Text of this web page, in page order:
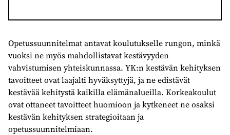
Opetussuunnitelmat antavat koulutukselle rungon, minkä
vuoksi ne myös mahdollistavat kestävyyden
vahvistumisen yhteiskunnassa. YK:n kestävän kehityksen
tavoitteet ovat laajalti hyväksyttyjä, ja ne edistävät
kestävää kehitystä kaikilla elämänalueilla. Korkeakoulut
ovat ottaneet tavoitteet huomioon ja kytkeneet ne osaksi
kestävän kehityksen strategioitaan ja
opetussuunnitelmiaan.